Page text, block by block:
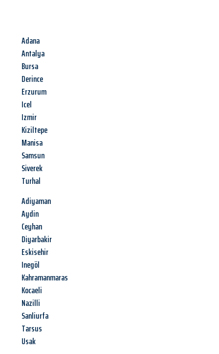
Adana
Antalya
Bursa
Derince
Erzurum
Icel
Izmir
Kiziltepe
Manisa
Samsun
Siverek
Turhal
Adiyaman
Aydin
Ceyhan
Diyarbakir
Eskisehir
Inegöl
Kahramanmaras
Kocaeli
Nazilli
Sanliurfa
Tarsus
Usak